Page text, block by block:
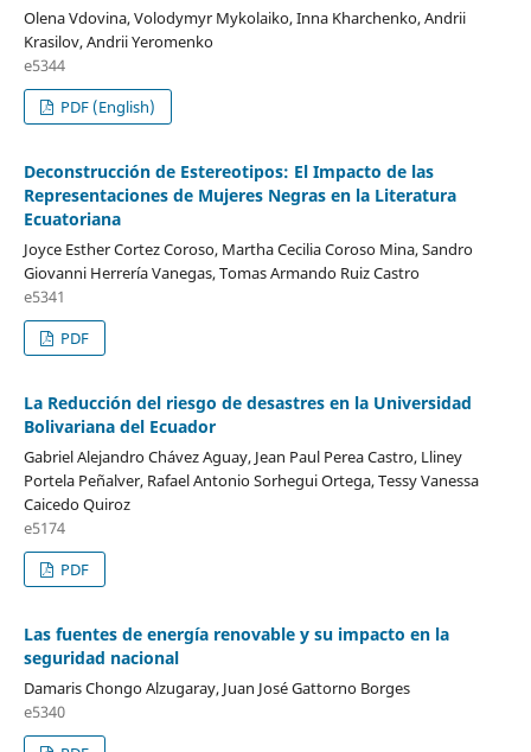
Olena Vdovina, Volodymyr Mykolaiko, Inna Kharchenko, Andrii
Krasilov, Andrii Yeromenko
e5344
PDF (English)
Deconstrucción de Estereotipos: El Impacto de las
Representaciones de Mujeres Negras en la Literatura
Ecuatoriana
Joyce Esther Cortez Coroso, Martha Cecilia Coroso Mina, Sandro
Giovanni Herrería Vanegas, Tomas Armando Ruiz Castro
e5341
PDF
La Reducción del riesgo de desastres en la Universidad
Bolivariana del Ecuador
Gabriel Alejandro Chávez Aguay, Jean Paul Perea Castro, Lliney
Portela Peñalver, Rafael Antonio Sorhegui Ortega, Tessy Vanessa
Caicedo Quiroz
e5174
PDF
Las fuentes de energía renovable y su impacto en la
seguridad nacional
Damaris Chongo Alzugaray, Juan José Gattorno Borges
e5340